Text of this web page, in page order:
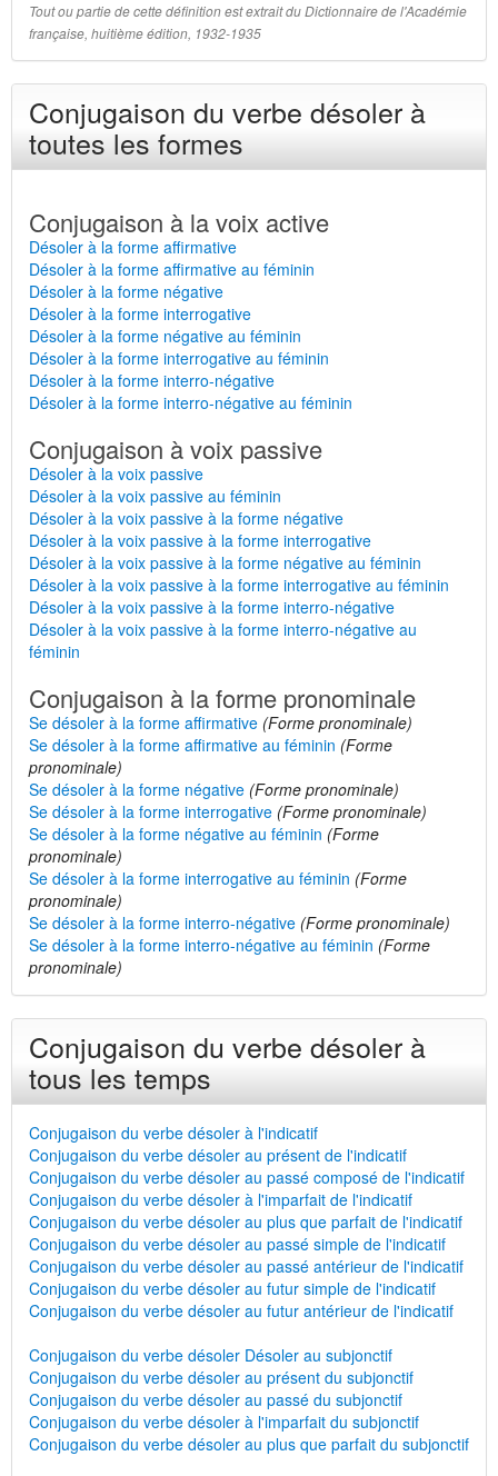
Tout ou partie de cette définition est extrait du Dictionnaire de l'Académie
française, huitième édition, 1932-1935
Conjugaison du verbe désoler à
toutes les formes
Conjugaison à la voix active
Désoler à la forme affirmative
Désoler à la forme affirmative au féminin
Désoler à la forme négative
Désoler à la forme interrogative
Désoler à la forme négative au féminin
Désoler à la forme interrogative au féminin
Désoler à la forme interro-négative
Désoler à la forme interro-négative au féminin
Conjugaison à voix passive
Désoler à la voix passive
Désoler à la voix passive au féminin
Désoler à la voix passive à la forme négative
Désoler à la voix passive à la forme interrogative
Désoler à la voix passive à la forme négative au féminin
Désoler à la voix passive à la forme interrogative au féminin
Désoler à la voix passive à la forme interro-négative
Désoler à la voix passive à la forme interro-négative au
féminin
Conjugaison à la forme pronominale
Se désoler à la forme affirmative (Forme pronominale)
Se désoler à la forme affirmative au féminin (Forme
pronominale)
Se désoler à la forme négative (Forme pronominale)
Se désoler à la forme interrogative (Forme pronominale)
Se désoler à la forme négative au féminin (Forme
pronominale)
Se désoler à la forme interrogative au féminin (Forme
pronominale)
Se désoler à la forme interro-négative (Forme pronominale)
Se désoler à la forme interro-négative au féminin (Forme
pronominale)
Conjugaison du verbe désoler à
tous les temps
Conjugaison du verbe désoler à l'indicatif
Conjugaison du verbe désoler au présent de l'indicatif
Conjugaison du verbe désoler au passé composé de l'indicatif
Conjugaison du verbe désoler à l'imparfait de l'indicatif
Conjugaison du verbe désoler au plus que parfait de l'indicatif
Conjugaison du verbe désoler au passé simple de l'indicatif
Conjugaison du verbe désoler au passé antérieur de l'indicatif
Conjugaison du verbe désoler au futur simple de l'indicatif
Conjugaison du verbe désoler au futur antérieur de l'indicatif
Conjugaison du verbe désoler Désoler au subjonctif
Conjugaison du verbe désoler au présent du subjonctif
Conjugaison du verbe désoler au passé du subjonctif
Conjugaison du verbe désoler à l'imparfait du subjonctif
Conjugaison du verbe désoler au plus que parfait du subjonctif